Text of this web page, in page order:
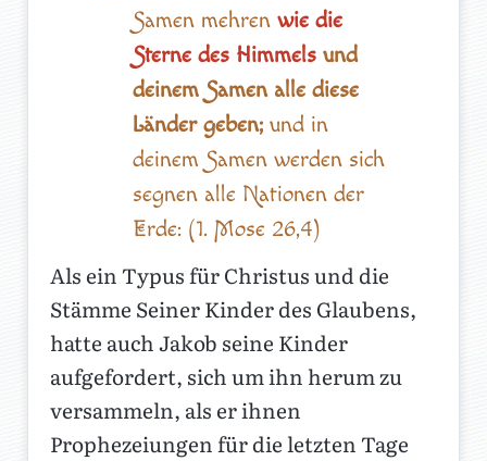
Samen mehren wie die
Sterne des Himmelsund
deinem Samen alle diese
Länder geben;und in
deinem Samen werden sich
segnen alle Nationen der
Erde: (1. Mose 26,4)
Als ein Typus für Christus und die
Stämme Seiner Kinder des Glaubens,
hatte auch Jakob seine Kinder
aufgefordert, sich um ihn herum zu
versammeln, als er ihnen
Prophezeiungen für die letzten Tage